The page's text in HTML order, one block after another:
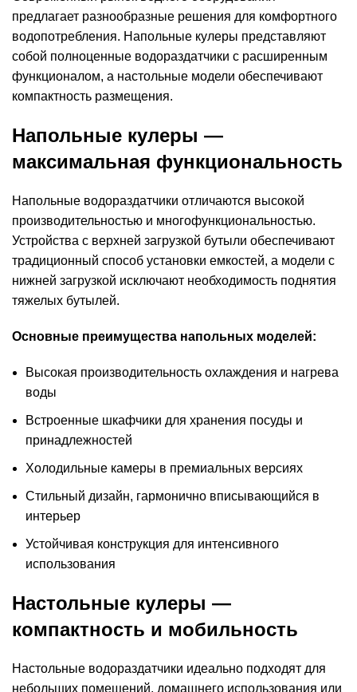
предлагает разнообразные решения для комфортного
водопотребления. Напольные кулеры представляют
собой полноценные водораздатчики с расширенным
функционалом, а настольные модели обеспечивают
компактность размещения.
Напольные кулеры —
максимальная функциональность
Напольные водораздатчики отличаются высокой
производительностью и многофункциональностью.
Устройства с верхней загрузкой бутыли обеспечивают
традиционный способ установки емкостей, а модели с
нижней загрузкой исключают необходимость поднятия
тяжелых бутылей.
Основные преимущества напольных моделей:
Высокая производительность охлаждения и нагрева
воды
Встроенные шкафчики для хранения посуды и
принадлежностей
Холодильные камеры в премиальных версиях
Стильный дизайн, гармонично вписывающийся в
интерьер
Устойчивая конструкция для интенсивного
использования
Настольные кулеры —
компактность и мобильность
Настольные водораздатчики идеально подходят для
небольших помещений, домашнего использования или